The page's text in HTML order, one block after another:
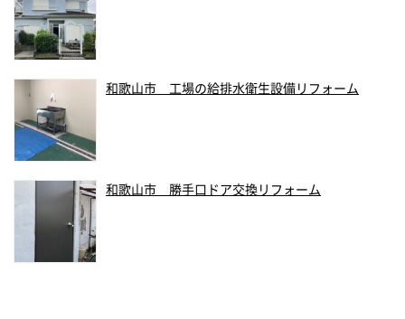
和歌山市 工場の給排水衛生設備リフォーム
和歌山市 勝手口ドア交換リフォーム